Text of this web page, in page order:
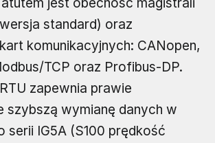
standard) oraz
komunikacyjnych: CANopen,
TCP oraz Profibus-DP.
zapewnia prawie
szybszą wymianę danych w
serii IG5A (S100 prędkość